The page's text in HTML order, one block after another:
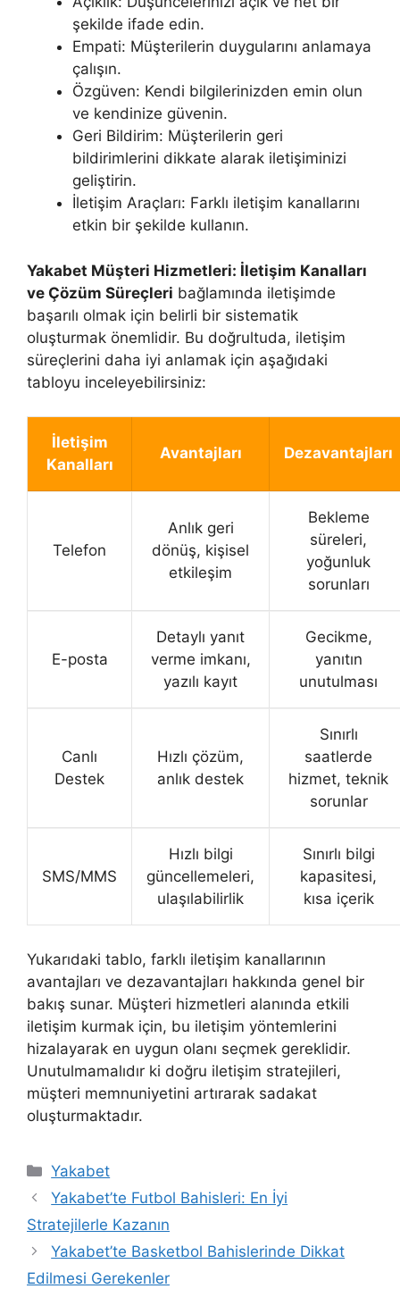
şekilde ifade edin.
Empati: Müşterilerin duygularını anlamaya
çalışın.
Özgüven: Kendi bilgilerinizden emin olun
ve kendinize güvenin.
Geri Bildirim: Müşterilerin geri
bildirimlerini dikkate alarak iletişiminizi
geliştirin.
İletişim Araçları: Farklı iletişim kanallarını
etkin bir şekilde kullanın.
Yakabet Müşteri Hizmetleri: İletişim Kanalları
ve Çözüm Süreçleri bağlamında iletişimde
başarılı olmak için belirli bir sistematik
oluşturmak önemlidir. Bu doğrultuda, iletişim
süreçlerini daha iyi anlamak için aşağıdaki
tabloyu inceleyebilirsiniz:
İletişim
Kanalları
Avantajları Dezavantajları
Telefon
Anlık geri
dönüş, kişisel
etkileşim
Bekleme
süreleri,
yoğunluk
sorunları
E-posta
Detaylı yanıt
verme imkanı,
yazılı kayıt
Gecikme,
yanıtın
unutulması
Canlı
Destek
Hızlı çözüm,
anlık destek
Sınırlı
saatlerde
hizmet, teknik
sorunlar
SMS/MMS
Hızlı bilgi
güncellemeleri,
ulaşılabilirlik
Sınırlı bilgi
kapasitesi,
kısa içerik
Yukarıdaki tablo, farklı iletişim kanallarının
avantajları ve dezavantajları hakkında genel bir
bakış sunar. Müşteri hizmetleri alanında etkili
iletişim kurmak için, bu iletişim yöntemlerini
hizalayarak en uygun olanı seçmek gereklidir.
Unutulmamalıdır ki doğru iletişim stratejileri,
müşteri memnuniyetini artırarak sadakat
oluşturmaktadır.
Kategoriler
Yakabet
Yakabet’te Futbol Bahisleri: En İyi
Stratejilerle Kazanın
Yakabet’te Basketbol Bahislerinde Dikkat
Edilmesi Gerekenler